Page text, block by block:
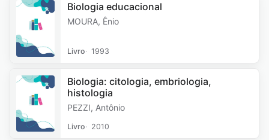
Biologia educacional
MOURA, Ênio
Livro 1993
Biologia: citologia, embriologia,
histologia
PEZZI, Antônio
Livro 2010